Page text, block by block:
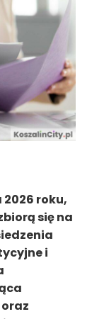
roku,
się na
i